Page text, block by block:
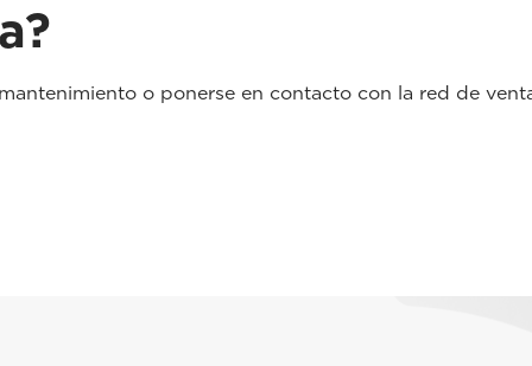
o ponerse en contacto con la red de